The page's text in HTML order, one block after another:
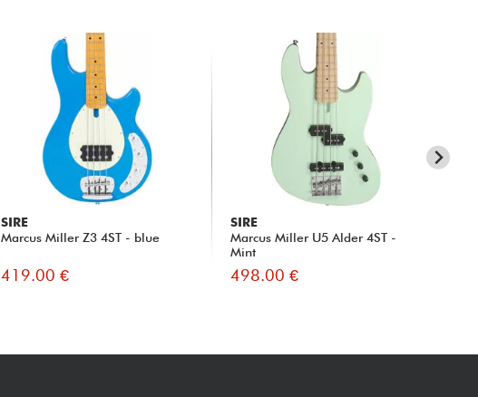
SIRE
Marcus Miller Z3 4ST - blue
419.00 €
SIRE
Marcus Miller U5 Alder 4ST -
Mint
498.00 €